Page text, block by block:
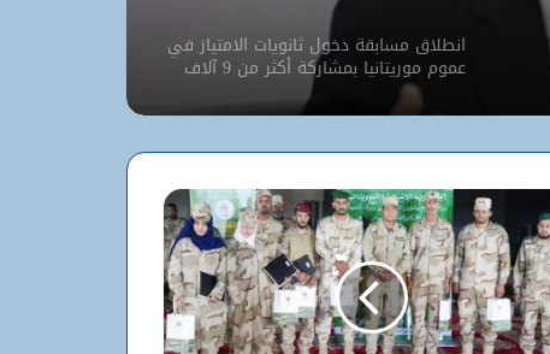
انطلاق مسابقة دخول ثانويات الامتياز في
عموم موريتانيا بمشاركة أكثر من 9 آلاف
مترشح
كيف استخدم الاحتلال سلاح الإبعاد للتفرد
البيت الأبيض يفتح أخطر ملفات كورونا..
ماذا حدث داخل مختبر ووهان؟